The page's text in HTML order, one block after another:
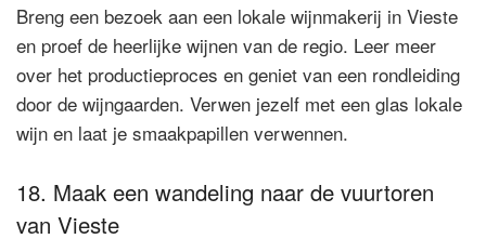
Breng een bezoek aan een lokale wijnmakerij in Vieste
en proef de heerlijke wijnen van de regio. Leer meer
over het productieproces en geniet van een rondleiding
door de wijngaarden. Verwen jezelf met een glas lokale
wijn en laat je smaakpapillen verwennen.
18. Maak een wandeling naar de vuurtoren
van Vieste